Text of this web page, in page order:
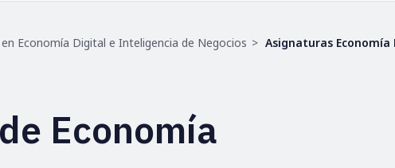
Economía Digital e Inteligencia de Negocios Asignaturas
Economía